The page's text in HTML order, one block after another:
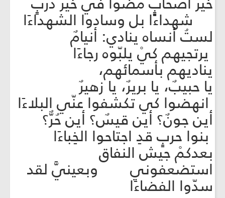
شهداءًا بل وسادوا الشهداءَا
لستُ أنساه ينادي: أنيامٌ
يرتجيهم كيْ يلبّوه رجاءَا
يناديهم بأسمائهم،
يا حبيبٌ، يا بريرٌ، يا زهيرٌ
انهضوا كي تكشفوا عنّي البلاءَا
أين جونٌ؟ أين قيسٌ؟ أين حُرٌّ؟
بنوا حربٍ قدِ اجتاحوا الخِباءَا
بعدكمْ جيش النفاق
استضعفوني وبعينيَّ لقد
سدّوا الفضاءَا